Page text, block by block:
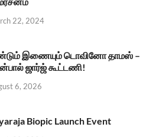
22, 2024
இணையும் டொவினோ தாமஸ் –
ஜார்ஜ் கூட்டணி!
6, 2026
Biopic Launch Event